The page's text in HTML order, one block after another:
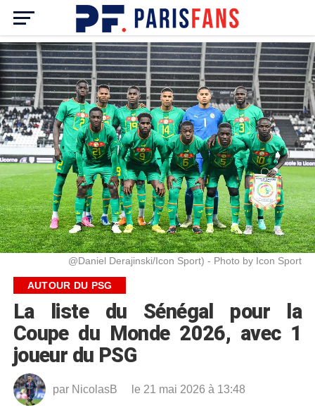
@Daniel Derajinski/Icon Sport) - Photo by Icon Sport
AUTOUR DU PSG
La liste du Sénégal pour la
Coupe du Monde 2026, avec 1
joueur du PSG
par NicolasB le 21 mai 2026 à 13:48